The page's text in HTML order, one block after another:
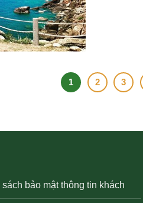
1 2 3
bảo mật thông tin khách